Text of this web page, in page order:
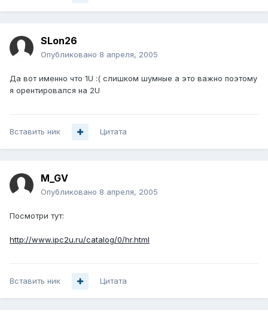
SLon26
Опубликовано 8 апреля, 2005
Да вот именно что 1U :( слишком шумные а это важно поэтому
я орентировался на 2U
Вставить ник Цитата
M_GV
Опубликовано 8 апреля, 2005
Посмотри тут:
http://www.ipc2u.ru/catalog/0/hr.html
Вставить ник Цитата